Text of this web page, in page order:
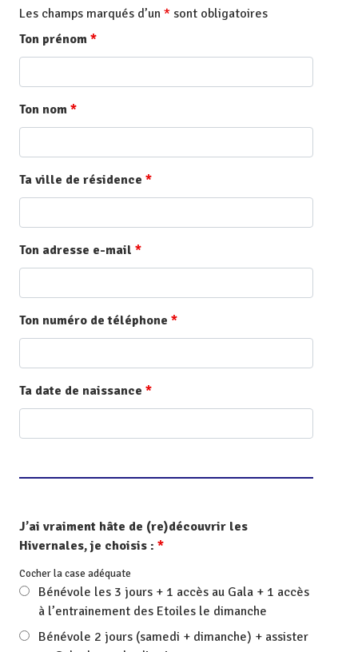
Les champs marqués d’un * sont obligatoires
Ton prénom *
Ton nom *
Ta ville de résidence *
Ton adresse e-mail *
Ton numéro de téléphone *
Ta date de naissance *
J’ai vraiment hâte de (re)découvrir les
Hivernales, je choisis : *
Bénévole les 3 jours + 1 accès au Gala + 1 accès
à l’entrainement des Etoiles le dimanche
Bénévole 2 jours (samedi + dimanche) + assister
Cocher la case adéquate